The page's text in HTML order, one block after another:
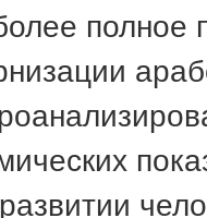
полное